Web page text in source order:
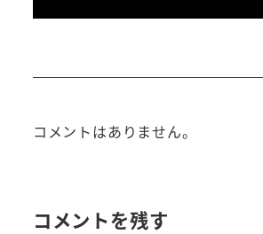
コメントはありません。
コメントを残す